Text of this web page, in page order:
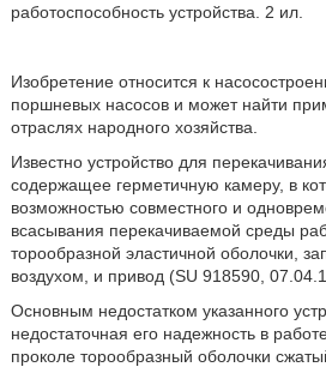
работоспособность устройства. 2 ил.
Изобретение относится к
поршневых насосов и может найти
отраслях народного хозяйства.
Известно устройство для
содержащее герметичную камеру, в
возможностью совместного и
всасывания перекачиваемой среды
торообразной эластичной оболочки,
воздухом, и привод (SU 918590,
Основным недостатком указанного
недостаточная его надежность в
проколе торообразный оболочки